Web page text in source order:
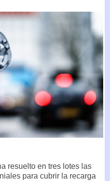
resuelto en tres lotes las
para cubrir la recarga